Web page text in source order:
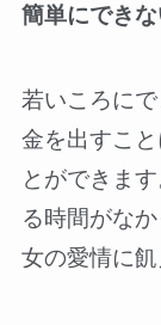
簡単にでき
若いころに
金を出すこ
とができま
る時間がな
女の愛情に飢